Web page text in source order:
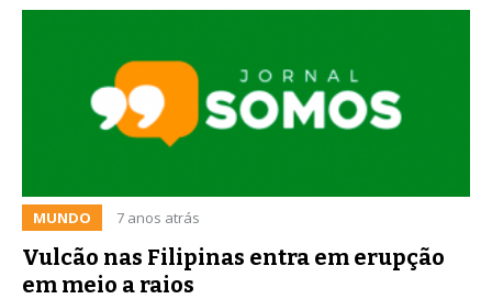
MUNDO 7 anos atrás
Vulcão nas Filipinas entra em erupção
em meio a raios